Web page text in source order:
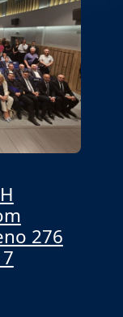
276